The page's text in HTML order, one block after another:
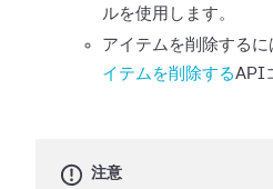
ルを使用します。
アイテムを削除するに
イテムを削除するAPI
注意